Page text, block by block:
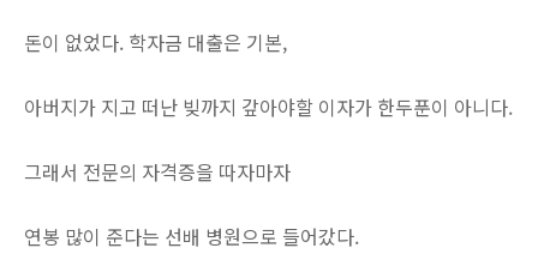
돈이 없었다. 학자금 대출은 기본,
아버지가 지고 떠난 빚까지 갚아야할 이자가 한두푼이 아니다.
그래서 전문의 자격증을 따자마자
연봉 많이 준다는 선배 병원으로 들어갔다.